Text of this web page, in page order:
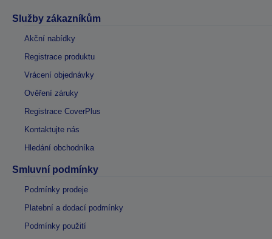
Služby zákazníkům
Akční nabídky
Registrace produktu
Vrácení objednávky
Ověření záruky
Registrace CoverPlus
Kontaktujte nás
Hledání obchodníka
Smluvní podmínky
Podmínky prodeje
Platební a dodací podmínky
Podmínky použití